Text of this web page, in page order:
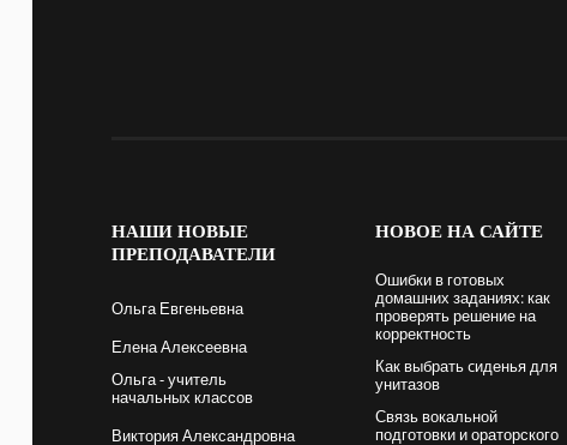
НАШИНОВЫЕ
ПРЕПОДАВАТЕЛИ
Ольга Евгеньевна
Елена Алексеевна
Ольга - учитель
начальных классов
Виктория Александровна
НОВОЕНА САЙТЕ
Ошибки в готовых
домашних заданиях: как
проверять решение на
корректность
Как выбрать cиденья для
унитазов
Связь вокальной
подготовки и ораторского